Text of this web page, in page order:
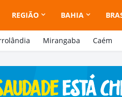
REGIÃO BAHIA
Mirangaba Caém